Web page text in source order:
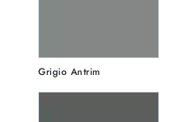
Grigio Antrim